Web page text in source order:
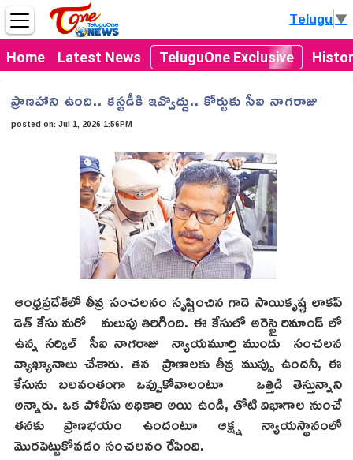
Home Latest News TeluguOne Exclusive
Telugu▼
ప్రాణహాని ఉంది.. కస్టడీకి ఇవ్వొద్దు.. కోర్టుకు సీఐ నాగరాజు
posted on:Jul 1, 2026 1:56PM
ఆంధ్రప్రదేశ్‌లో తీవ్ర సంచలనం సృష్టించిన గాదె సాయికృష్ణ లాకప్
డెత్ కేసు మరో మలుపు తిరిగింది. ఈ కేసులో అరెస్టై రిమాండ్ లో
ఉన్న సర్కిల్ సీఐ నాగరాజు న్యాయమూర్తి ముందు సంచలన
వ్యాఖ్యానాలు చేశారు. తన ప్రాణాలకు తీవ్ర ముప్పు ఉందనీ, ఈ
కేసును బలవంతంగా ఒప్పుకోవాలంటూ ఒత్తిడి తెస్తున్నాని
అన్నారు. ఒక పోలీసు అధికారి అయి ఉండి, తోటి విభాగాల నుంచే
తనకు ప్రాణభయం ఉందంటూ ఆక్ష్న న్యాయస్థానంలో
మొరపెట్టుకోవడం సంచలనం రేపింది.